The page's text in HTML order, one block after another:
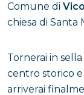
Comune di
chiesa di Santa
Tornerai in
centro storico
arriverai